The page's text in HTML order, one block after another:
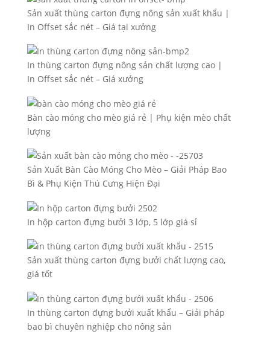
Sản xuất thùng carton đựng nông sản xuất khẩu |
In Offset sắc nét – Giá tại xưởng
In thùng carton đựng nông sản chất lượng cao |
In Offset sắc nét – Giá xưởng
Bàn cào móng cho mèo giá rẻ | Phụ kiện mèo chất
lượng
Sản Xuất Bàn Cào Móng Cho Mèo – Giải Pháp Bao
Bì & Phụ Kiện Thú Cưng Hiện Đại
In hộp carton đựng bưởi 3 lớp, 5 lớp giá sỉ
Sản xuất thùng carton đựng bưởi chất lượng cao,
giá tốt
In thùng carton đựng bưởi xuất khẩu – Giải pháp
bao bì chuyên nghiệp cho nông sản